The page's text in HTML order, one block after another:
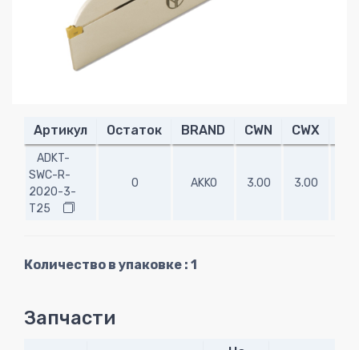
Артикул Остаток BRAND CWN CWX
ADKT-
SWC-R-
2020-3-
T25
0 AKKO 3.00 3.00
Количество в упаковке : 1
Запчасти